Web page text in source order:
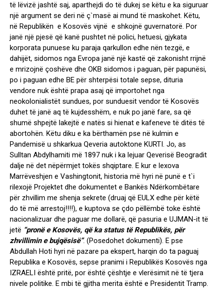
të lëvizë jashtë saj, aparthejdi do të dukej se këtu e ka siguruar
një argument se deri në ç`masë ai mund të maskohet. Këtu,
në Republikën e Kosovës vijnë e shkojnë guvernatorë. Por
janë një pjesë që kanë pushtet në polici, hetuesi, gjykata
korporata punuese ku paraja qarkullon edhe nën tezgë, e
dahijët, sidomos nga Evropa janë një kastë që zakonisht rrijnë
e mrizojnë çoshëve dhe OKB sidomos i paguan, për papunësi,
po i paguan edhe BE për shterpësi totale sepse, dituria
vendore nuk është prapa asaj që importohet nga
neokolonialistët sundues, por sunduesit vendor të Kosovës
duhet të janë aq të kujdesshëm, e nuk po janë fare, sa që
shumë shpejtë lakejtë e natës si hienat e kafeneve të ditës të
abortohën. Këtu diku e ka bërthamën pse në kulmin e
Pandemisë u shkarkua Qeveria autoktone KURTI. Jo, as
Sulltan Abdylhamiti më 1897 nuk i ka lejuar Qeverisë Beogradit
dalje në det nëpërmjet tokës shqiptare. E kur e lexova
Marrëveshjen e Vashingtonit, historia më hyri në punë e t`i
rilexojë Projektet dhe dokumentet e Bankës Ndërkombëtare
për zhvillim me shenja sekrete (druaj që EULX edhe për këtë
do të më arrestoj!!!!), e kuptova se çdo pëllëmbë toke është
nacionalizuar dhe paguar me dollarë, që pasuria e UJMAN-it të
jetë “pronë e Kosovës, që ka status të Republikës, për
zhvillimin e bujqësisë”. (Posedohet dokumenti). E pse
Abdullah Hoti hyri në pazare pa ekspert, harqin do ta paguaj
Republika e Kosovës, sepse pranimi i Republikës Kosovës nga
IZRAELI është pritë, por është çështje e vlerësimit në të tjera
nivele politike. E mbi të gjitha merita është e Presidentit Tramp.